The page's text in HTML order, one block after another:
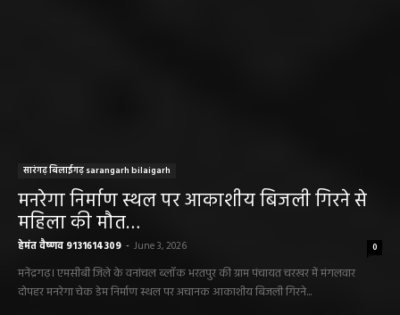
सारंगढ़ बिलाईगढ़ sarangarh bilaigarh
मनरेगा निर्माण स्थल पर आकाशीय बिजली गिरने से
महिला की मौत…
हेमंत वैष्णव 9131614309 - June 3, 2026 0
मनेंद्रगढ़। एमसीबी जिले के वनांचल ब्लॉक भरतपुर की ग्राम पंचायत चरखर में मंगलवार
दोपहर मनरेगा चेक डेम निर्माण स्थल पर अचानक आकाशीय बिजली गिरने...